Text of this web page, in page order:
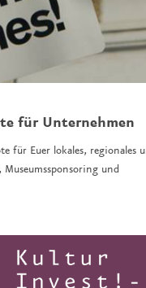
für Unternehmen
für Euer lokales, regionales
und